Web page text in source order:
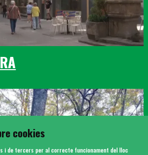
cookies
i de tercers per al correcte funcionament del lloc